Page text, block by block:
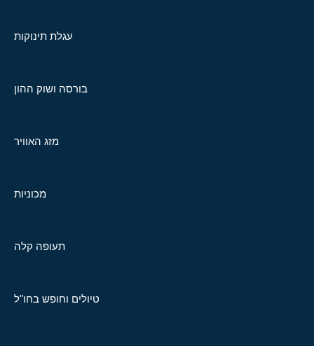
עגלת תינוקות
בורסה ושוק ההון
מזג האוויר
מכוניות
תעופה קלה
טיולים וחופש בחו"ל